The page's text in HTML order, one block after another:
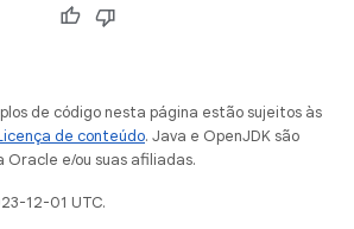
de código nesta página estão sujeitos às
de conteúdo. Java e OpenJDK são
e/ou suas afiliadas.
12-01 UTC.